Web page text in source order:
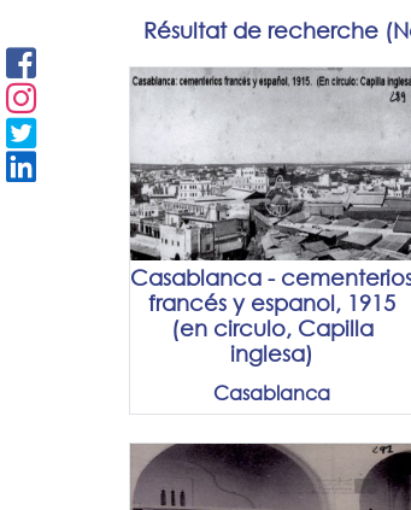
Résultat de recherche
Casablanca -
francés y espanol, 1915
(en circulo, Capilla
inglesa)
Casablanca